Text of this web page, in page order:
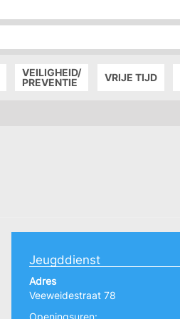
MENU
DE
PAGE
VEILIGHEID/
PREVENTIE
VRIJE TIJD
Jeugddienst
Adres
Veeweidestraat 78
Openingsuren: